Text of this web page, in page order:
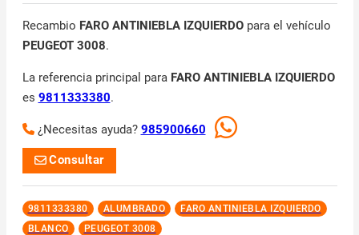
Recambio FARO ANTINIEBLA IZQUIERDOpara el vehículo
PEUGEOT 3008.
La referencia principal para FARO ANTINIEBLA IZQUIERDO
es 9811333380.
¿Necesitas ayuda? 985900660
Consultar
9811333380 ALUMBRADO
FARO ANTINIEBLA IZQUIERDO
BLANCO
PEUGEOT 3008